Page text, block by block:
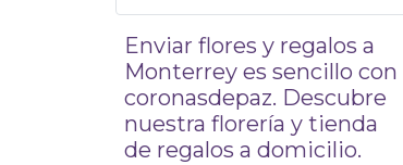
Enviar flores y regalos a
Monterrey es sencillo con
coronasdepaz. Descubre
nuestra florería y tienda
de regalos a domicilio.